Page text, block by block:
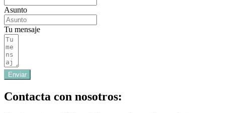
Asunto
Tu mensaje
Enviar
Contacta con nosotros: